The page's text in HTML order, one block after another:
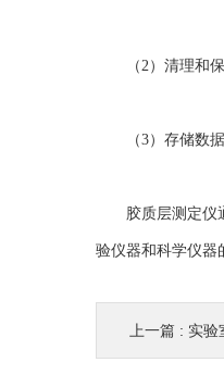
（2）清理和保
（3）存储数据
胶质层测定仪通
验仪器和科学仪器
上一篇 : 实验